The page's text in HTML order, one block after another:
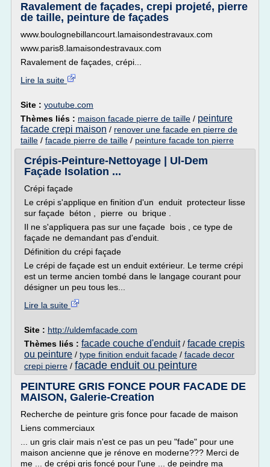
Ravalement de façades, crepi projeté, pierre
de taille, peinture de façades
www.boulognebillancourt.lamaisondestravaux.com
www.paris8.lamaisondestravaux.com
Ravalement de façades, crépi...
Lire la suite
Site : youtube.com
Thèmes liés : maison facade pierre de taille / peinture
facade crepi maison / renover une facade en pierre de
taille / facade pierre de taille / peinture facade ton pierre
Crépis-Peinture-Nettoyage | Ul-Dem
Façade Isolation ...
Crépi façade
Le crépi s'applique en finition d'un enduit protecteur lisse
sur façade béton , pierre ou brique .
Il ne s'appliquera pas sur une façade bois , ce type de
façade ne demandant pas d'enduit.
Définition du crépi façade
Le crépi de façade est un enduit extérieur. Le terme crépi
est un terme ancien tombé dans le langage courant pour
désigner un peu tous les...
Lire la suite
Site : http://uldemfacade.com
Thèmes liés : facade couche d'enduit/ facade crepis
ou peinture / type finition enduit facade / facade decor
crepi pierre / facade enduit ou peinture
PEINTURE GRIS FONCE POUR FACADE DE
MAISON, Galerie-Creation
Recherche de peinture gris fonce pour facade de maison
Liens commerciaux
... un gris clair mais n'est ce pas un peu "fade" pour une
maison ancienne que je rénove en moderne??? Merci de
me ... de crépi gris foncé pour l'une ... de peindre ma